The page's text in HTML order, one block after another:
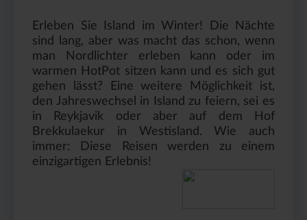
Erleben Sie Island im Winter! Die Nächte
sind lang, aber was macht das schon, wenn
man Nordlichter erleben kann oder im
warmen HotPot sitzen kann und es sich gut
gehen lässt? Eine weitere Möglichkeit ist,
den Jahreswechsel in Island zu feiern, sei es
in Reykjavik oder aber auf dem Hof
Brekkulaekur in Westisland. Wie auch
immer: Diese Reisen werden zu einem
einzigartigen Erlebnis!